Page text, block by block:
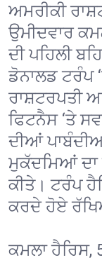
ਅਮਰੀਕੀ
ਉਮੀਦਵਾਰ
ਦੀ ਪਹਿਲੀ
ਡੋਨਾਲਡ ਟਰੰਪ
ਰਾਸ਼ਟਰਪਤੀ
ਫਿਟਨੈਸ ‘ਤੇ
ਦੀਆਂ
ਮੁਕੱਦਮਿਆਂ ਦਾ
ਕੀਤੇ। ਟਰੰਪ
ਕਰਦੇ ਹੋਏ
ਕਮਲਾ ਹੈਰਿਸ,